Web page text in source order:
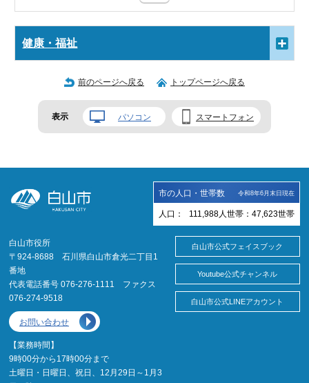
健康・福祉
前のページへ戻る トップページへ戻る
表示 パソコン スマートフォン
市の人口・世帯数 令和8年6月末日現在
人口： 111,988 人 世帯： 47,623世帯
白山市役所
〒924-8688 石川県白山市倉光二丁目1
番地
代表電話番号 076-276-1111 ファクス
076-274-9518
お問い合わせ
【業務時間】
9時00分から17時00分まで
土曜日・日曜日、祝日、12月29日～1月3
白山市公式フェイスブック
Youtube公式チャンネル
白山市公式LINEアカウント